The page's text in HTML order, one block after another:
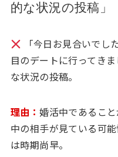
的な状況の投稿」
「今日お見合いでし
目のデートに行ってき
な状況の投稿。
理由：婚活中であるこ
中の相手が見ている可
は時期尚早。